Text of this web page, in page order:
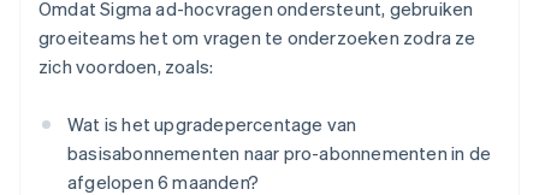
Omdat Sigma ad-hocvragen ondersteunt, gebruiken
groeiteams het om vragen te onderzoeken zodra ze
zich voordoen, zoals:
Wat is het upgradepercentage van
basisabonnementen naar pro-abonnementen in de
afgelopen 6 maanden?